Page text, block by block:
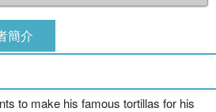
簡介
to make his famous tortillas for his